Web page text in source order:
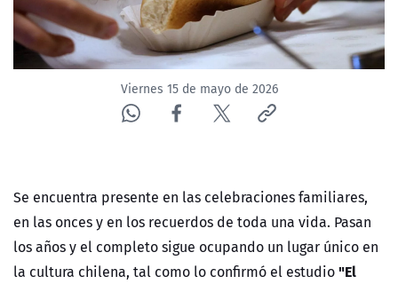
CANAL DE DENUNCIAS
ÁREA DE PROYECTOS
Viernes 15 de mayo de 2026
Se encuentra presente en las celebraciones familiares,
en las onces y en los recuerdos de toda una vida. Pasan
los años y el completo sigue ocupando un lugar único en
la cultura chilena, tal como lo confirmó el estudio"El